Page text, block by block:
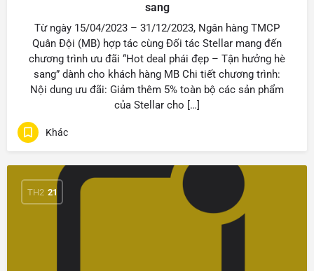
sang
Từ ngày 15/04/2023 – 31/12/2023, Ngân hàng TMCP
Quân Đội (MB) hợp tác cùng Đối tác Stellar mang đến
chương trình ưu đãi “Hot deal phái đẹp – Tận hưởng hè
sang” dành cho khách hàng MB Chi tiết chương trình:
Nội dung ưu đãi: Giảm thêm 5% toàn bộ các sản phẩm
của Stellar cho […]
Khác
TH2 21